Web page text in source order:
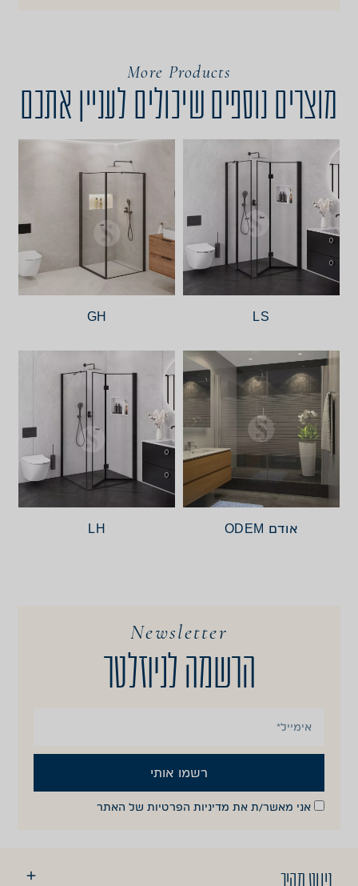
More Products
מוצרים נוספים שיכולים לעניין אתכם
LS
GH
אודם ODEM LH
Newsletter
הרשמה לניוזלטר
אני מאשר/ת את מדיניות הפרטיות של האתר
רשמו אותי